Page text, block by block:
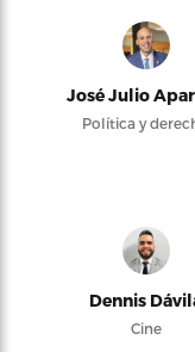
José Julio
Política y
Dennis
Cine